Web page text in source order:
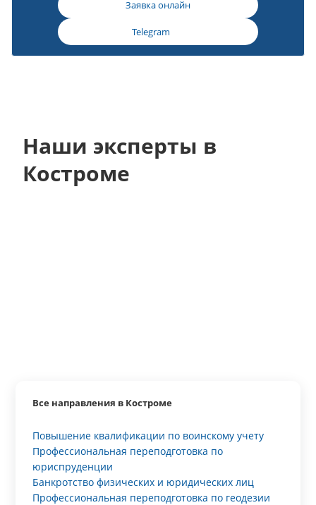
Заявка онлайн
Telegram
Наши эксперты в
Костроме
Все направления в Костроме
Повышение квалификации по воинскому учету
Профессиональная переподготовка по
юриспруденции
Банкротство физических и юридических лиц
Профессиональная переподготовка по геодезии